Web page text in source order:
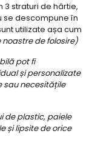
3 straturi de hârtie,
se descompune în
utilizate așa cum
de folosire)
pot fi
și personalizate
sau necesitățile
de plastic, paiele
și lipsite de orice